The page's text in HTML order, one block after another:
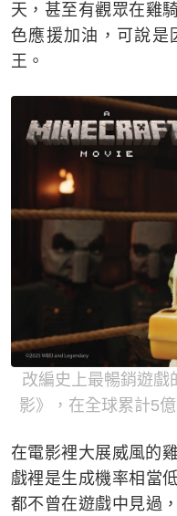
天，甚至有觀眾在雞
色應援加油，可說是
王。
改編史上最暢銷遊
影》，在全球累計5
在電影裡大展威風的
戲裡是生成機率相當
都不曾在遊戲中見過